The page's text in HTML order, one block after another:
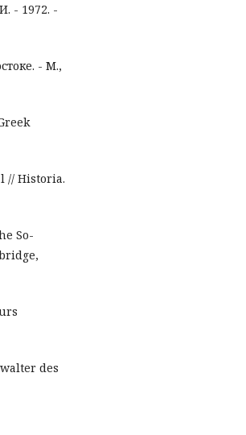
- 1972. -
- М.,
// Historia.
So-
des